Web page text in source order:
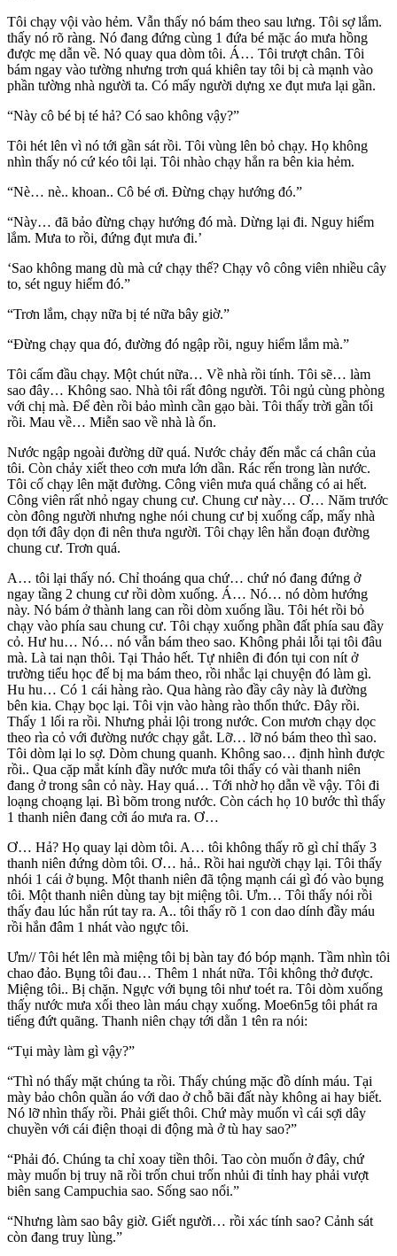
Tôi chạy vội vào hẻm. Vẫn thấy nó bám theo sau lưng. Tôi sợ lắm.
thấy nó rõ ràng. Nó đang đứng cùng 1 đứa bé mặc áo mưa hồng
được mẹ dẫn về. Nó quay qua dòm tôi. Á… Tôi trượt chân. Tôi
bám ngay vào tường nhưng trơn quá khiên tay tôi bị cà mạnh vào
phần tường nhà người ta. Có mấy người dựng xe đụt mưa lại gần.
“Này cô bé bị té hả? Có sao không vậy?”
Tôi hét lên vì nó tới gần sát rồi. Tôi vùng lên bỏ chạy. Họ không
nhìn thấy nó cứ kéo tôi lại. Tôi nhào chạy hẳn ra bên kia hẻm.
“Nè… nè.. khoan.. Cô bé ơi. Đừng chạy hướng đó.”
“Này… đã bảo đừng chạy hướng đó mà. Dừng lại đi. Nguy hiểm
lắm. Mưa to rồi, đứng đụt mưa đi.’
‘Sao không mang dù mà cứ chạy thế? Chạy vô công viên nhiều cây
to, sét nguy hiểm đó.”
“Trơn lắm, chạy nữa bị té nữa bây giờ.”
“Đừng chạy qua đó, đường đó ngập rồi, nguy hiểm lắm mà.”
Tôi cấm đầu chạy. Một chút nữa… Về nhà rồi tính. Tôi sẽ… làm
sao đây… Không sao. Nhà tôi rất đông người. Tôi ngủ cùng phòng
với chị mà. Để đèn rồi bảo mình cần gạo bài. Tôi thấy trời gần tối
rồi. Mau về… Miễn sao về nhà là ổn.
Nước ngập ngoài đường dữ quá. Nước chảy đến mắc cá chân của
tôi. Còn chảy xiết theo cơn mưa lớn dần. Rác rến trong làn nước.
Tôi cố chạy lên mặt đường. Công viên mưa quá chẳng có ai hết.
Công viên rất nhỏ ngay chung cư. Chung cư này… Ơ… Năm trước
còn đông người nhưng nghe nói chung cư bị xuống cấp, mấy nhà
dọn tới đây dọn đi nên thưa người. Tôi chạy lên hẳn đoạn đường
chung cư. Trơn quá.
A… tôi lại thấy nó. Chỉ thoáng qua chứ… chứ nó đang đứng ở
ngay tầng 2 chung cư rồi dòm xuống. Á… Nó… nó dòm hướng
này. Nó bám ở thành lang can rồi dòm xuống lầu. Tôi hét rồi bỏ
chạy vào phía sau chung cư. Tôi chạy xuống phần đất phía sau đầy
cỏ. Hư hu… Nó… nó vẫn bám theo sao. Không phải lỗi tại tôi đâu
mà. Là tai nạn thôi. Tại Thảo hết. Tự nhiên đi đón tụi con nít ở
trường tiểu học để bị ma bám theo, rồi nhắc lại chuyện đó làm gì.
Hu hu… Có 1 cái hàng rào. Qua hàng rào đầy cây này là đường
bên kia. Chạy bọc lại. Tôi vịn vào hàng rào thổn thức. Đây rồi.
Thấy 1 lối ra rồi. Nhưng phải lội trong nước. Con mươn chạy dọc
theo rìa cỏ với đường nước chạy gắt. Lỡ… lỡ nó bám theo thì sao.
Tôi dòm lại lo sợ. Dòm chung quanh. Không sao… định hình được
rồi.. Qua cặp mắt kính đầy nước mưa tôi thấy có vài thanh niên
đang ở trong sân cỏ này. Hay quá… Tới nhờ họ dẫn về vậy. Tôi đi
loạng choạng lại. Bì bõm trong nước. Còn cách họ 10 bước thì thấy
1 thanh niên đang cởi áo mưa ra. Ơ…
Ơ… Hả? Họ quay lại dòm tôi. A… tôi không thấy rõ gì chỉ thấy 3
thanh niên đứng dòm tôi. Ơ… hả.. Rồi hai người chạy lại. Tôi thấy
nhói 1 cái ở bụng. Một thanh niên đã tộng mạnh cái gì đó vào bụng
tôi. Một thanh niên dùng tay bịt miệng tôi. Ưm… Tôi thấy nói rồi
thấy đau lúc hắn rút tay ra. A.. tôi thấy rõ 1 con dao dính đầy máu
rồi hắn đâm 1 nhát vào ngực tôi.
Ưm// Tôi hét lên mà miệng tôi bị bàn tay đó bóp mạnh. Tầm nhìn tôi
chao đảo. Bụng tôi đau… Thêm 1 nhát nữa. Tôi không thở được.
Miệng tôi.. Bị chặn. Ngực với bụng tôi như toét ra. Tôi dòm xuống
thấy nước mưa xối theo làn máu chạy xuống. Moe6n5g tôi phát ra
tiếng đứt quãng. Thanh niên chạy tới dằn 1 tên ra nói:
“Tụi mày làm gì vậy?”
“Thì nó thấy mặt chúng ta rồi. Thấy chúng mặc đồ dính máu. Tại
mày bảo chôn quần áo với dao ở chỗ bãi đất này không ai hay biết.
Nó lỡ nhìn thấy rồi. Phải giết thôi. Chứ mày muốn vì cái sợi dây
chuyền với cái điện thoại di động mà ở tù hay sao?”
“Phải đó. Chúng ta chỉ xoay tiền thôi. Tao còn muốn ở đây, chứ
mày muốn bị truy nã rồi trốn chui trốn nhủi đi tỉnh hay phải vượt
biên sang Campuchia sao. Sống sao nổi.”
“Nhưng làm sao bây giờ. Giết người… rồi xác tính sao? Cảnh sát
còn đang truy lùng.”